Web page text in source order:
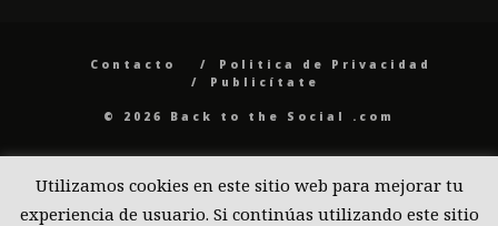
Contacto
Politica de Privacidad
Publicítate
© 2026 Back to the Social .com
Utilizamos cookies en este sitio web para mejorar tu
experiencia de usuario. Si continúas utilizando este sitio